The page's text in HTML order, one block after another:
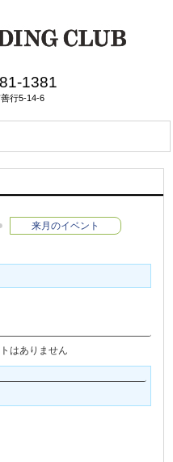
1381
行5-14-6
来月のイベント
はありません